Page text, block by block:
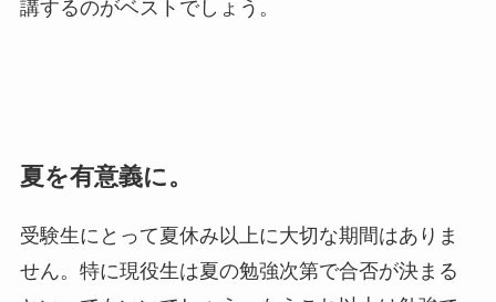
講するのがベストでしょう。
夏を有意義に。
受験生にとって夏休み以上に大切な期間はありま
せん。特に現役生は夏の勉強次第で合否が決まる